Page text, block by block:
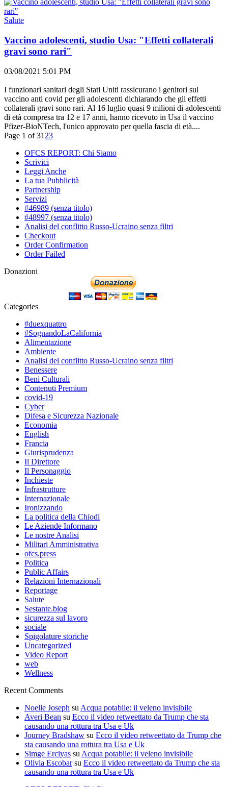
Salute
Vaccino adolescenti, studio Usa: "Effetti collaterali
gravi sono rari"
03/08/2021 5:01 PM
I funzionari sanitari degli Stati Uniti rassicurano i genitori sul
vaccino anti covid per gli adolescenti dichiarando che gli effetti
collaterali gravi sono rari. Al 16 luglio quasi 9 milioni di adolescenti
di età compresa tra 12 e 17 anni, hanno ricevuto in Usa il vaccino
Pfizer-BioNTech, l'unico approvato per quella fascia di età....
Page 1 of 31 23
OFCS REPORT: Chi Siamo
Scrivici
Leggi Anche
La tua Pubblicità
Partnership
Servizi
#46989 (senza titolo)
#48997 (senza titolo)
Analisi del conflitto Russo-Ucraino senza filtri
Checkout
Order Confirmation
Order Failed
Donazioni
Categories
#duexquattro
#SognandoLaCalifornia
Alimentazione
Ambiente
Analisi del conflitto Russo-Ucraino senza filtri
Benessere
Beni Culturali
Contenuti Premium
covid-19
Cyber
Difesa e Sicurezza Nazionale
Economia
English
Francia
Giurisprudenza
Il Direttore
Il Personaggio
Inchieste
Infrastrutture
Internazionale
Ironizzando
La politica della Chiodi
Le Aziende Informano
Le nostre Analisi
Militari Amministrativa
ofcs.press
Politica
Public Affairs
Relazioni Internazionali
Reportage
Salute
Sestante.blog
sicurezza sul lavoro
sociale
Spigolature storiche
Uncategorized
Video Report
web
Wellness
Recent Comments
Noelle Joseph su Acqua potabile: il veleno invisibile
Averi Bean su Ecco il video retweettato da Trump che sta
causando una rottura tra Usa e Uk
Journey Bradshaw su Ecco il video retweettato da Trump che
sta causando una rottura tra Usa e Uk
Simge Erciyas su Acqua potabile: il veleno invisibile
Olivia Escobarsu Ecco il video retweettato da Trump che sta
causando una rottura tra Usa e Uk